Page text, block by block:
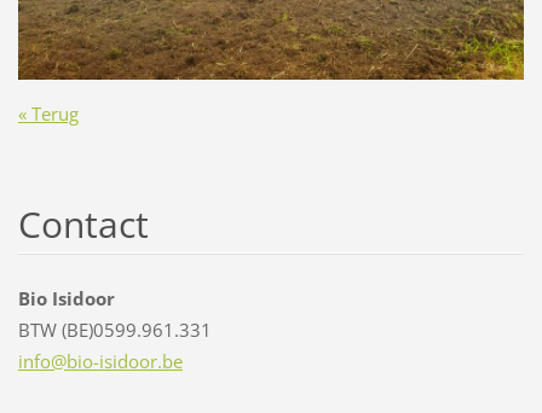
« Terug
Contact
Bio Isidoor
BTW (BE)0599.961.331
info@bio-isidoor.be